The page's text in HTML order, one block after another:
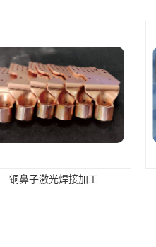
铜鼻子激光焊接加工